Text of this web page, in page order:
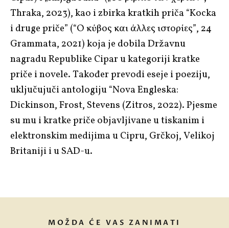
Thraka, 2023), kao i zbirka kratkih priča “Kocka
i druge priče” (“Ο κύβος και άλλες ιστορίες”, 24
Grammata, 2021) koja je dobila Državnu
nagradu Republike Cipar u kategoriji kratke
priče i novele. Također prevodi eseje i poeziju,
uključujuči antologiju “Nova Engleska:
Dickinson, Frost, Stevens (Zitros, 2022). Pjesme
su mu i kratke priče objavljivane u tiskanim i
elektronskim medijima u Cipru, Grčkoj, Velikoj
Britaniji i u SAD-u.
MOŽDA ĆE VAS ZANIMATI